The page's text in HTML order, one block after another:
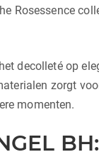
Rosessence
decolleté op
zorgt
momenten.
BH: